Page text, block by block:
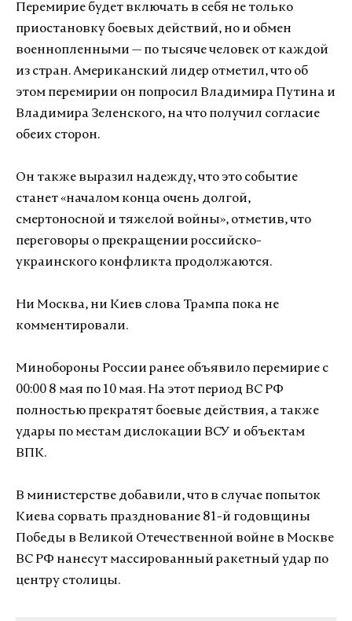
Перемирие будет включать в себя не только
приостановку боевых действий, но и обмен
военнопленными — по тысяче человек от каждой
из стран. Американский лидер отметил, что об
этом перемирии он попросил Владимира Путина и
Владимира Зеленского, на что получил согласие
обеих сторон.
Он также выразил надежду, что это событие
станет «началом конца очень долгой,
смертоносной и тяжелой войны», отметив, что
переговоры о прекращении российско-
украинского конфликта продолжаются.
Ни Москва, ни Киев слова Трампа пока не
комментировали.
Минобороны России ранее объявило перемирие с
00:00 8 мая по 10 мая. На этот период ВС РФ
полностью прекратят боевые действия, а также
удары по местам дислокации ВСУ и объектам
ВПК.
В министерстве добавили, что в случае попыток
Киева сорвать празднование 81-й годовщины
Победы в Великой Отечественной войне в Москве
ВС РФ нанесут массированный ракетный удар по
центру столицы.